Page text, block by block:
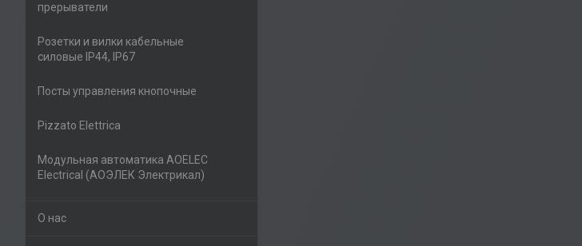
прерыватели
Розетки и вилки кабельные
силовые IP44, IP67
Посты управления кнопочные
Pizzato Elettrica
Модульная автоматика AOELEC
Electrical (АОЭЛЕК Электрикал)
О нас